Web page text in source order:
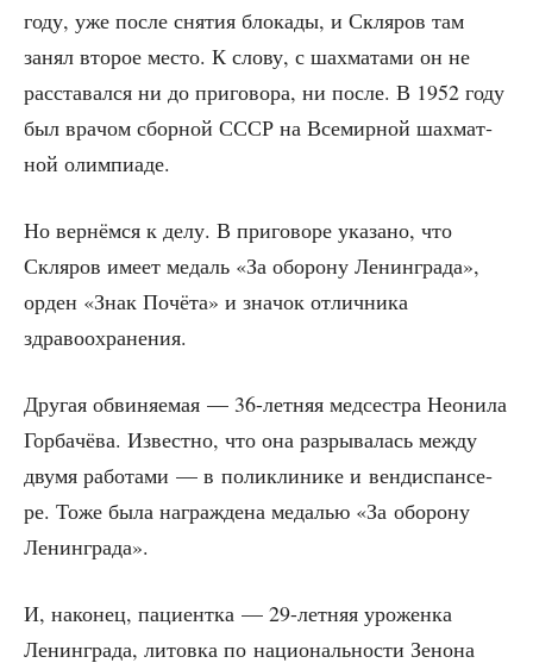
году, уже после сня­тия бло­ка­ды, и Скля­ров там
занял вто­рое место. К сло­ву, с шах­ма­та­ми он не
рас­ста­вал­ся ни до при­го­во­ра, ни после. В 1952 году
был вра­чом сбор­ной СССР на Все­мир­ной шах­мат­
ной олимпиаде.
Но вер­нём­ся к делу. В при­го­во­ре ука­за­но, что
Скля­ров име­ет медаль «За обо­ро­ну Ленин­гра­да»,
орден «Знак Почё­та» и зна­чок отлич­ни­ка
здравоохранения.
Дру­гая обви­ня­е­мая — 36-лет­няя мед­сест­ра Неони­ла
Гор­ба­чё­ва. Извест­но, что она раз­ры­ва­лась меж­ду
дву­мя рабо­та­ми — в поли­кли­ни­ке и вен­дис­пан­се­
ре. Тоже была награж­де­на меда­лью «За обо­ро­ну
Ленинграда».
И, нако­нец, паци­ент­ка — 29-лет­няя уро­жен­ка
Ленин­гра­да, литов­ка по наци­о­наль­но­сти Зено­на